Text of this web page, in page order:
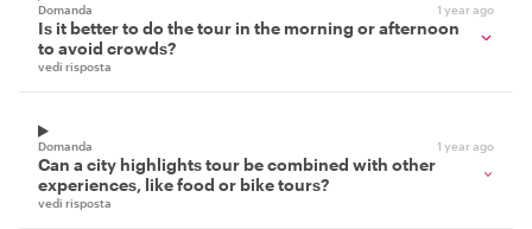
Domanda 1 year ago
Is it better to do the tour in the morning or afternoon
to avoid crowds?
vedi risposta
Domanda 1 year ago
Can a city highlights tour be combined with other
experiences, like food or bike tours?
vedi risposta